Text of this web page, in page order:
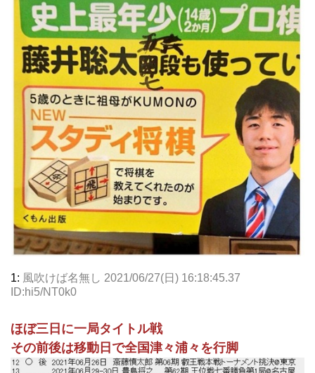
1: 風吹けば名無し 2021/06/27(日) 16:18:45.37
ID:hi5/NT0k0
ほぼ三日に一局タイトル戦
その前後は移動日で全国津々浦々を行脚